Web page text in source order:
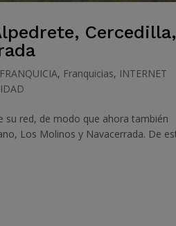
Cercedilla,
FRANQUICIA, Franquicias, INTERNET
su red, de modo que ahora también
Los Molinos y Navacerrada. De